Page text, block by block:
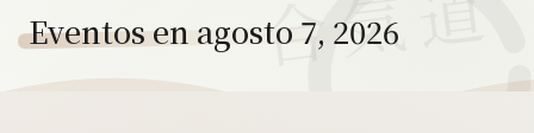
Eventos en agosto 7, 2026